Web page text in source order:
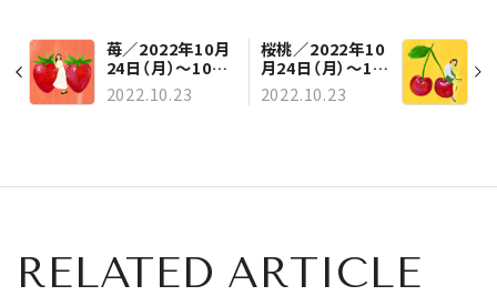
苺／2022年10月
24日（月）～10月
30日（日）の運勢
2022.10.23
桜桃／2022年10
月24日（月）～10
月30日（日）の運
勢
2022.10.23
RELATED ARTICLE